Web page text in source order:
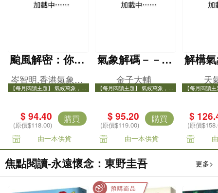
颱風解密：你也
可以做天氣達
人！
岑智明,香港氣象學
會
【每月閱讀主題】 氣候萬象，打
$ 94.40
(原價$118.00)
購買
由一本供貨
氣象解碼－－以
日常天氣變化揭
開大自然奧祕
金子大輔
【每月閱讀主題】 氣候萬象，打
$ 95.20
(原價$119.00)
購買
由一本供貨
解構
天
【每月閱讀
$
(原價
焦點閱讀-永遠懷念：東野圭吾 更多>